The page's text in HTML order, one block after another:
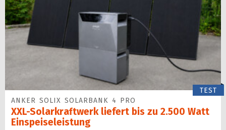
TEST
ANKER SOLIX SOLARBANK 4 PRO
XXL-Solarkraftwerk liefert bis zu 2.500 Watt
Einspeise­leistung